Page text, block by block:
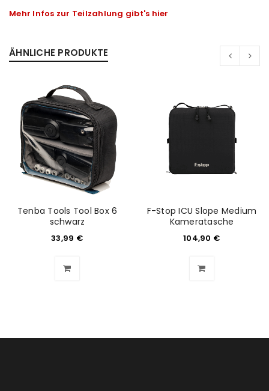
ANMELDEN
Mehr Infos zur Teilzahlung gibt's hier
ÄHNLICHE PRODUKTE
Tenba Tools Tool Box 6
schwarz
33,99 €
F-Stop ICU Slope Medium
Kameratasche
104,90 €